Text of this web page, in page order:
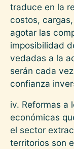
traduce en la
costos,
agotar las
imposibilidad
vedadas a la
serán cada
confianza
iv. Reformas a
económicas
el sector
territorios son